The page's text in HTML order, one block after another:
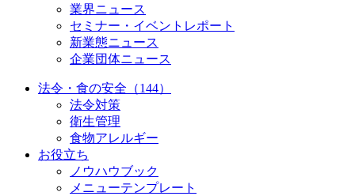
業界ニュース
セミナー・イベントレポート
新業態ニュース
企業団体ニュース
法令・食の安全（144）
法令対策
衛生管理
食物アレルギー
お役立ち
ノウハウブック
メニューテンプレート